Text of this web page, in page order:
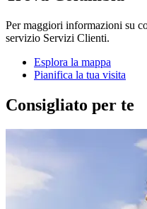
Per maggiori informazioni su
servizio Servizi Clienti.
Esplora la mappa
Pianifica la tua visita
Consigliato per te